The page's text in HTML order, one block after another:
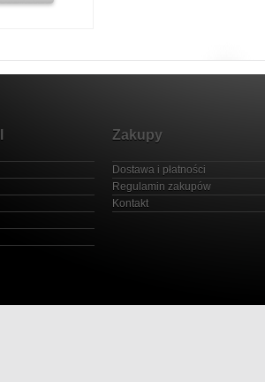
Zakupy
Dostawa i płatności
Regulamin zakupów
Kontakt